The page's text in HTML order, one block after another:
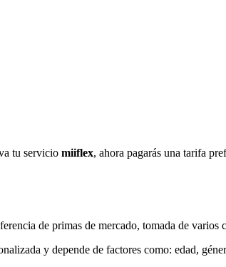
tu servicio miiflex, ahora pagarás una tarifa
de primas de mercado, tomada de
y depende de factores como: edad,